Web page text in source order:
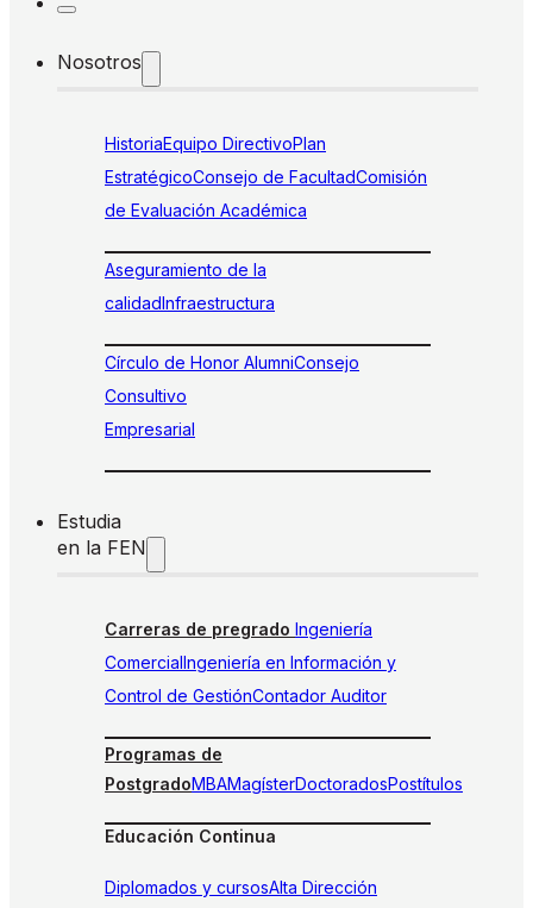
Nosotros
HistoriaEquipo DirectivoPlan
EstratégicoConsejo de FacultadComisión
de Evaluación Académica
Aseguramiento de la
calidadInfraestructura
Círculo de Honor AlumniConsejo
Consultivo
Empresarial
Estudia
en la FEN
Carreras de pregrado Ingeniería
ComercialIngeniería en Información y
Control de GestiónContador Auditor
Programas de
PostgradoMBAMagísterDoctoradosPostítulos
Educación Continua
Diplomados y cursosAlta Dirección